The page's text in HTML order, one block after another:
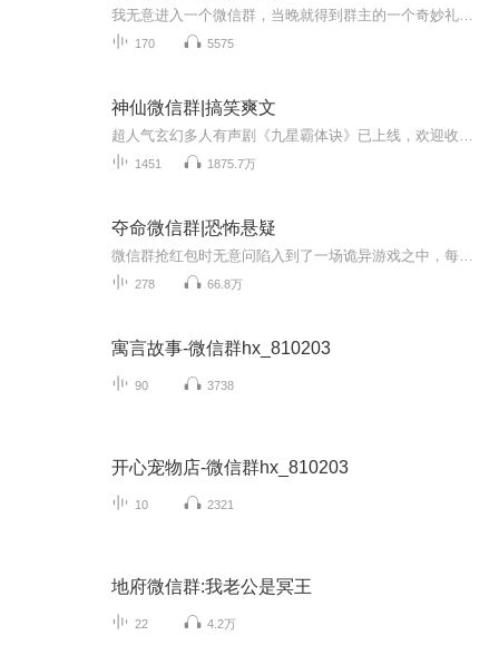
170 5575
神仙微信群|搞笑爽文
1451 1875.7万
夺命微信群|恐怖悬疑
278 66.8万
寓言故事-微信群hx_810203
90 3738
开心宠物店-微信群hx_810203
10 2321
地府微信群:我老公是冥王
22 4.2万